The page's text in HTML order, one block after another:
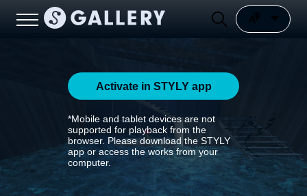
Activate in STYLY app
*Mobile and tablet devices are not
supported for playback from the
browser. Please download the STYLY
app or access the works from your
computer.